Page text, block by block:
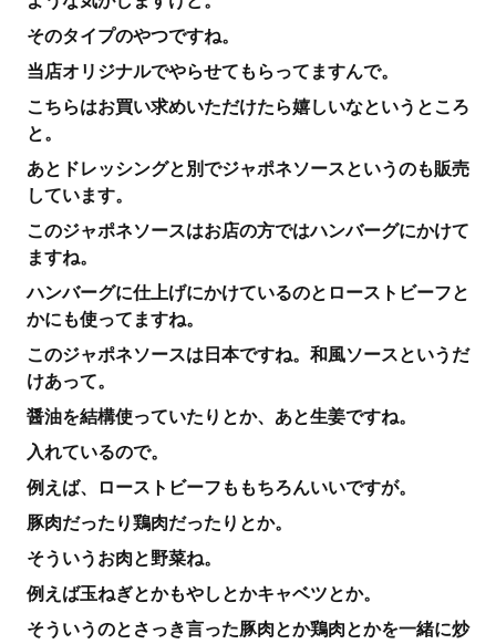
そのタイプのやつですね。
当店オリジナルでやらせてもらってますんで。
こちらはお買い求めいただけたら嬉しいなというところ
と。
あとドレッシングと別でジャポネソースというのも販売
しています。
このジャポネソースはお店の方ではハンバーグにかけて
ますね。
ハンバーグに仕上げにかけているのとローストビーフと
かにも使ってますね。
このジャポネソースは日本ですね。和風ソースというだ
けあって。
醤油を結構使っていたりとか、あと生姜ですね。
入れているので。
例えば、ローストビーフももちろんいいですが。
豚肉だったり鶏肉だったりとか。
そういうお肉と野菜ね。
例えば玉ねぎとかもやしとかキャベツとか。
そういうのとさっき言った豚肉とか鶏肉とかを一緒に炒